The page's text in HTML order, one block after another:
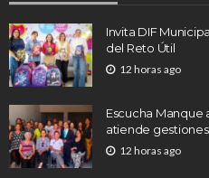
Invita DIF
del Reto Útil
12 horas ago
Escucha Manque
atiende gestiones
12 horas ago